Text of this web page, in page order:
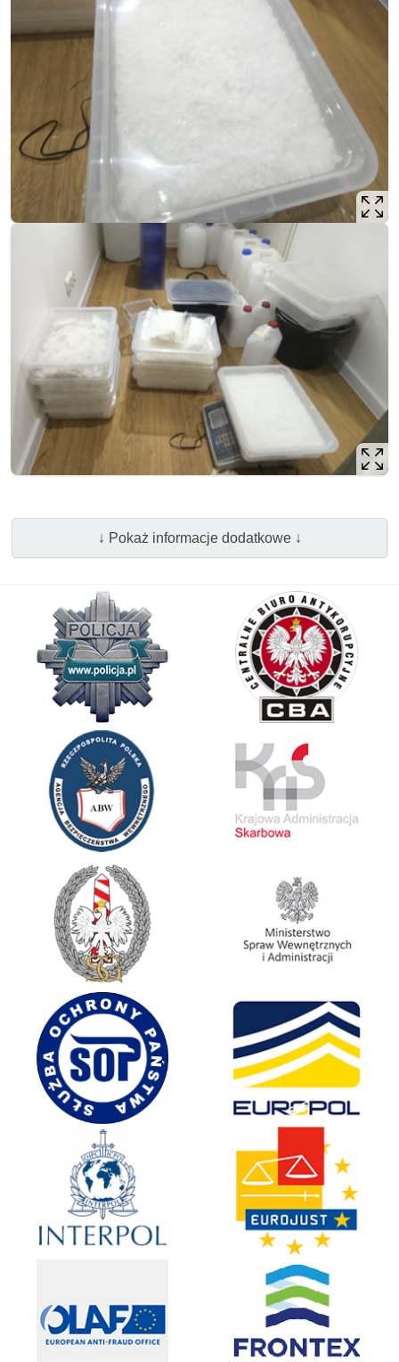
↓ Pokaż informacje dodatkowe ↓